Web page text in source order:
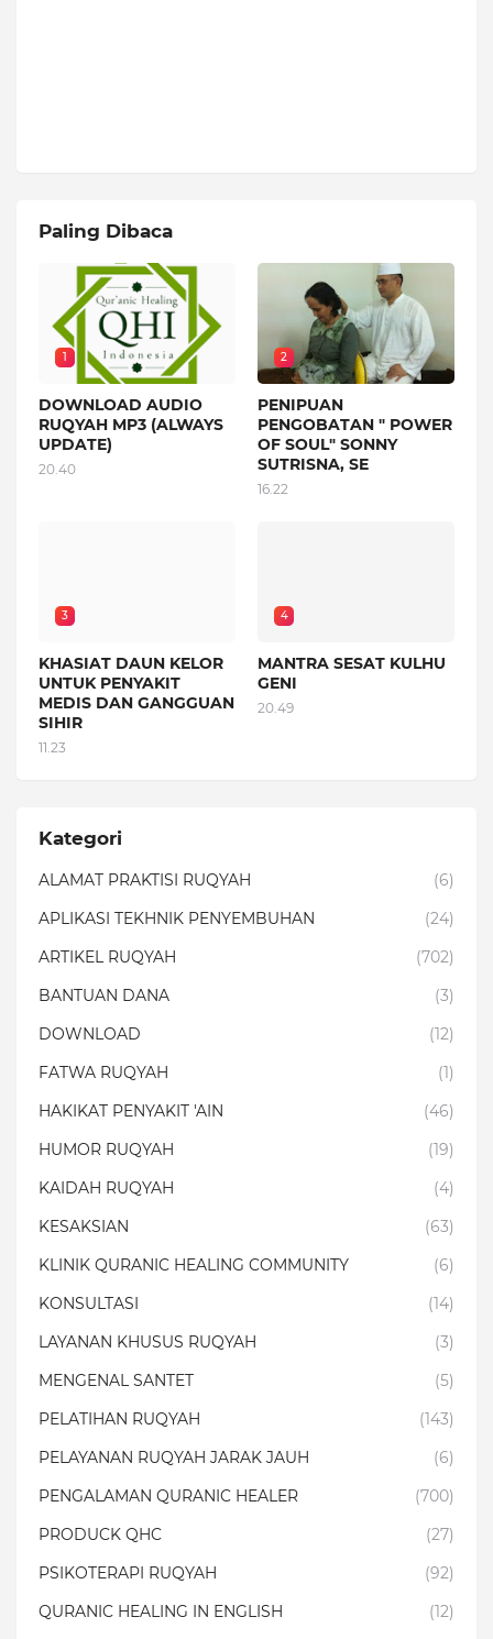
Paling Dibaca
1
DOWNLOAD AUDIO
RUQYAH MP3 (ALWAYS
UPDATE)
20.40
2
PENIPUAN
PENGOBATAN " POWER
OF SOUL" SONNY
SUTRISNA, SE
16.22
3
KHASIAT DAUN KELOR
UNTUK PENYAKIT
MEDIS DAN GANGGUAN
SIHIR
11.23
4
MANTRA SESAT KULHU
GENI
20.49
Kategori
ALAMAT PRAKTISI RUQYAH
(6)
APLIKASI TEKHNIK PENYEMBUHAN
(24)
ARTIKEL RUQYAH
(702)
BANTUAN DANA
(3)
DOWNLOAD
(12)
FATWA RUQYAH
(1)
HAKIKAT PENYAKIT 'AIN
(46)
HUMOR RUQYAH
(19)
KAIDAH RUQYAH
(4)
KESAKSIAN
(63)
KLINIK QURANIC HEALING COMMUNITY
(6)
KONSULTASI
(14)
LAYANAN KHUSUS RUQYAH
(3)
MENGENAL SANTET
(5)
PELATIHAN RUQYAH
(143)
PELAYANAN RUQYAH JARAK JAUH
(6)
PENGALAMAN QURANIC HEALER
(700)
PRODUCK QHC
(27)
PSIKOTERAPI RUQYAH
(92)
QURANIC HEALING IN ENGLISH
(12)